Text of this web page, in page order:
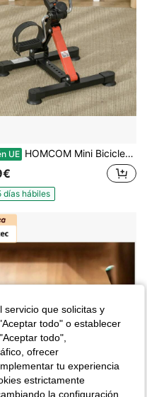
UE HOMCOM Mini Bicicleta Estática de Ejercicio Pedales Estáticos con Altura y Longitud Ajustables Pantalla LCD Máquina Pedalear de Manos y Piernas 33-43x40x24,5-34,5 cm Negro
días hábiles
servicio que solicitas y
todo" o establecer
todo",
ofrecer
tu experiencia
estrictamente
la configuración